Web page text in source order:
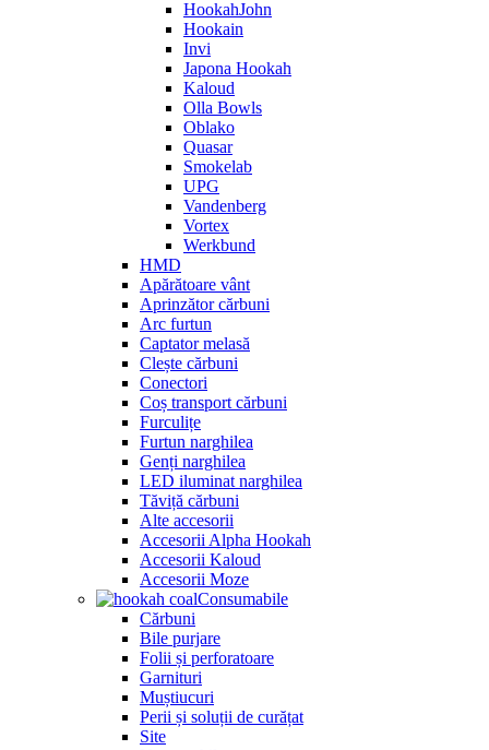
HookahJohn
Hookain
Invi
Japona Hookah
Kaloud
Olla Bowls
Oblako
Quasar
Smokelab
UPG
Vandenberg
Vortex
Werkbund
HMD
Apărătoare vânt
Aprinzător cărbuni
Arc furtun
Captator melasă
Clește cărbuni
Conectori
Coș transport cărbuni
Furculițe
Furtun narghilea
Genți narghilea
LED iluminat narghilea
Tăviță cărbuni
Alte accesorii
Accesorii Alpha Hookah
Accesorii Kaloud
Accesorii Moze
Consumabile
Cărbuni
Bile purjare
Folii și perforatoare
Garnituri
Muștiucuri
Perii și soluții de curățat
Site